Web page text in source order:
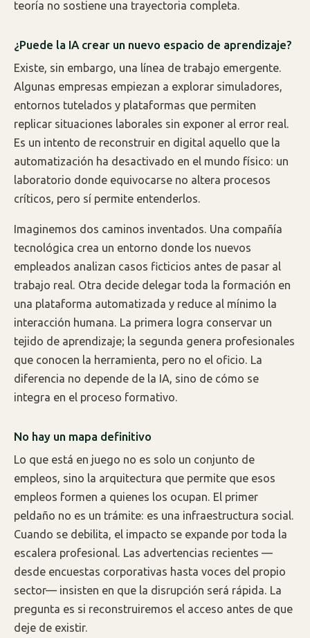
teoría no sostiene una trayectoria completa.
¿Puede la IA crear un nuevo espacio de aprendizaje?
Existe, sin embargo, una línea de trabajo emergente.
Algunas empresas empiezan a explorar simuladores,
entornos tutelados y plataformas que permiten
replicar situaciones laborales sin exponer al error real.
Es un intento de reconstruir en digital aquello que la
automatización ha desactivado en el mundo físico: un
laboratorio donde equivocarse no altera procesos
críticos, pero sí permite entenderlos.
Imaginemos dos caminos inventados. Una compañía
tecnológica crea un entorno donde los nuevos
empleados analizan casos ficticios antes de pasar al
trabajo real. Otra decide delegar toda la formación en
una plataforma automatizada y reduce al mínimo la
interacción humana. La primera logra conservar un
tejido de aprendizaje; la segunda genera profesionales
que conocen la herramienta, pero no el oficio. La
diferencia no depende de la IA, sino de cómo se
integra en el proceso formativo.
No hay un mapa definitivo
Lo que está en juego no es solo un conjunto de
empleos, sino la arquitectura que permite que esos
empleos formen a quienes los ocupan. El primer
peldaño no es un trámite: es una infraestructura social.
Cuando se debilita, el impacto se expande por toda la
escalera profesional. Las advertencias recientes —
desde encuestas corporativas hasta voces del propio
sector— insisten en que la disrupción será rápida. La
pregunta es si reconstruiremos el acceso antes de que
deje de existir.